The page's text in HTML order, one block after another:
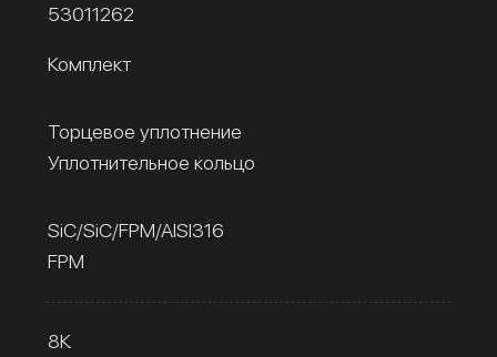
53011262
Комплект
Торцевое уплотнение
Уплотнительное кольцо
SiC/SiC/FPM/AISI316
FPM
8К